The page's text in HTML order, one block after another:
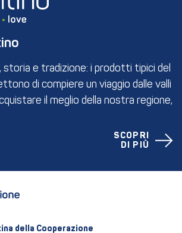
storia e tradizione: i prodotti tipici del
di compiere un viaggio dalle valli
il meglio della nostra regione,
SCOPRI
DI PIÙ
della Cooperazione